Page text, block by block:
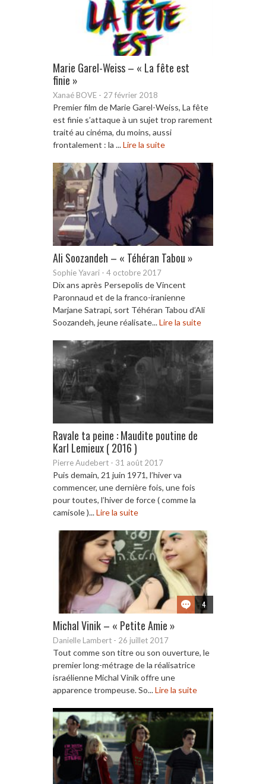
Marie Garel-Weiss – « La fête est
finie »
Xanaé BOVE - 27 février 2018
Premier film de Marie Garel-Weiss, La fête
est finie s’attaque à un sujet trop rarement
traité au cinéma, du moins, aussi
frontalement : la ...Lire la suite
Ali Soozandeh – « Téhéran Tabou »
Sophie Yavari - 4 octobre 2017
Dix ans après Persepolis de Vincent
Paronnaud et de la franco-iranienne
Marjane Satrapi, sort Téhéran Tabou d’Ali
Soozandeh, jeune réalisate...Lire la suite
Ravale ta peine : Maudite poutine de
Karl Lemieux ( 2016 )
Pierre Audebert - 31 août 2017
Puis demain, 21 juin 1971, l’hiver va
commencer, une dernière fois, une fois
pour toutes, l’hiver de force ( comme la
camisole )...Lire la suite
4
Michal Vinik – « Petite Amie »
Danielle Lambert - 26 juillet 2017
Tout comme son titre ou son ouverture, le
premier long-métrage de la réalisatrice
israélienne Michal Vinik offre une
apparence trompeuse. So...Lire la suite